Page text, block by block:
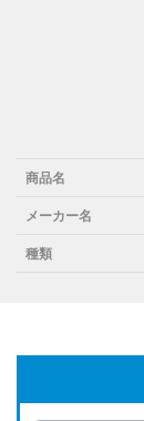
商品名
メーカー名
種類